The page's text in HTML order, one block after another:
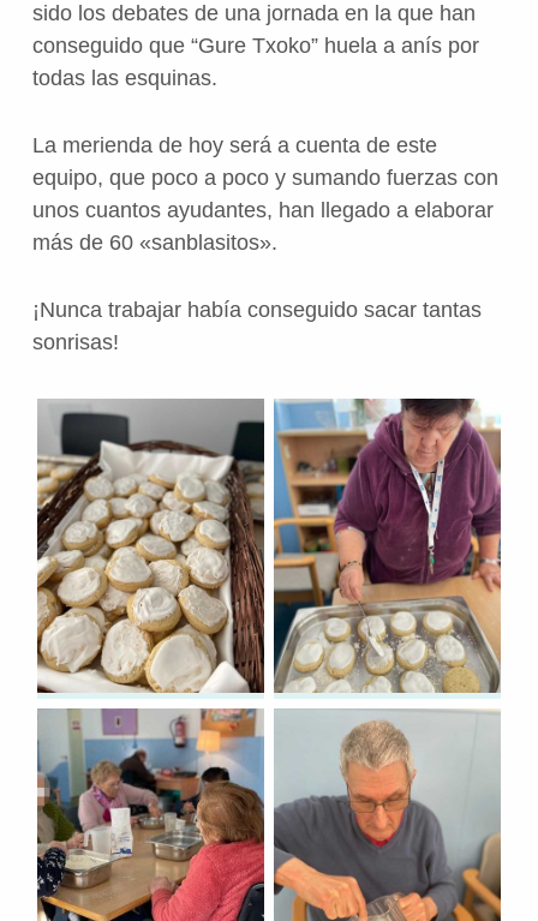
sido los debates de una jornada en la que han
conseguido que “Gure Txoko” huela a anís por
todas las esquinas.
La merienda de hoy será a cuenta de este
equipo, que poco a poco y sumando fuerzas con
unos cuantos ayudantes, han llegado a elaborar
más de 60 «sanblasitos».
¡Nunca trabajar había conseguido sacar tantas
sonrisas!